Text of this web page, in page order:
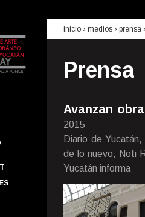
inicio › medios › prensa
Prensa
Avanzan
2015
Diario de
de lo nuevo, Noti
Yucatán informa